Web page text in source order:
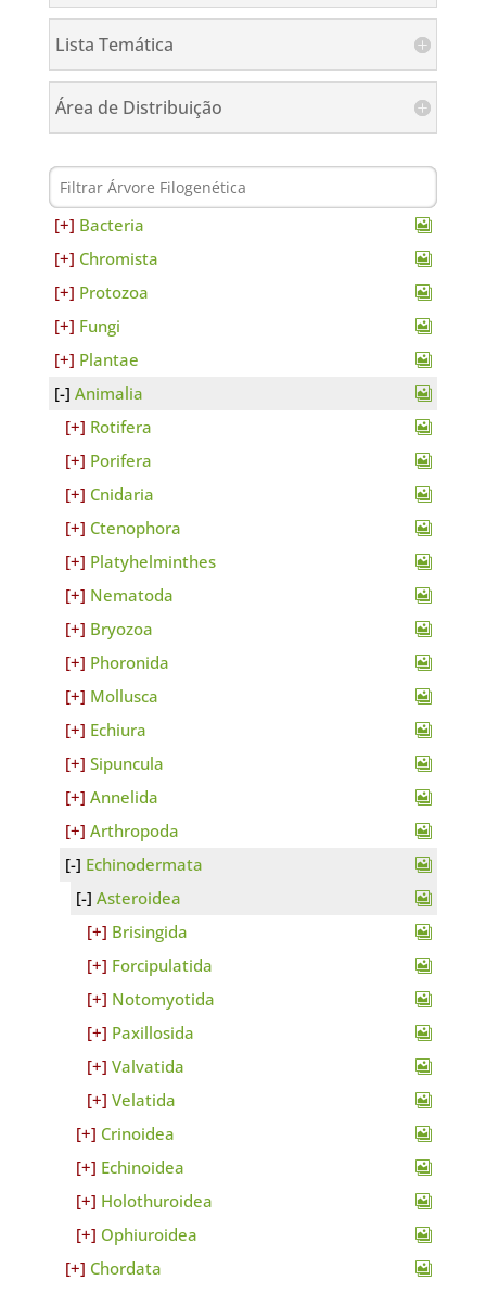
Lista Temática
Área de Distribuição
Bacteria
Chromista
Protozoa
Fungi
Plantae
Animalia
Rotifera
Porifera
Cnidaria
Ctenophora
Platyhelminthes
Nematoda
Bryozoa
Phoronida
Mollusca
Echiura
Sipuncula
Annelida
Arthropoda
Echinodermata
Asteroidea
Brisingida
Forcipulatida
Notomyotida
Paxillosida
Valvatida
Velatida
Crinoidea
Echinoidea
Holothuroidea
Ophiuroidea
Chordata